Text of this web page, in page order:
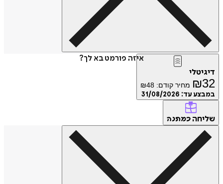
איזה פורמט בא לך?
דיגיטלי
₪32 מחיר קודם: ₪48
במבצע עד: 31/08/2026
שליחה כמתנה